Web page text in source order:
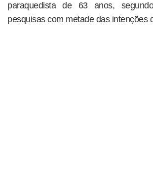
paraquedista de 63 anos,
pesquisas com metade das intenções